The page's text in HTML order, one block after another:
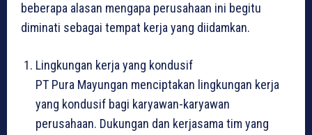
beberapa alasan mengapa perusahaan ini begitu
diminati sebagai tempat kerja yang diidamkan.
Lingkungan kerja yang kondusif
PT Pura Mayungan menciptakan lingkungan kerja
yang kondusif bagi karyawan-karyawan
perusahaan. Dukungan dan kerjasama tim yang